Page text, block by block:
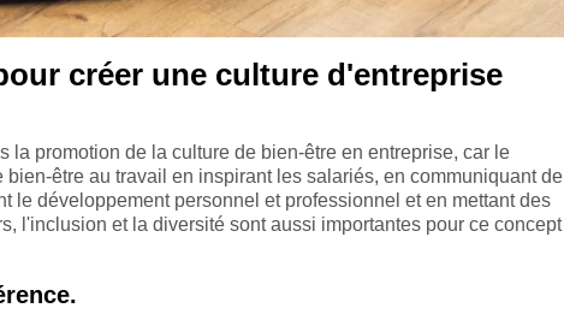
créer une culture d'entreprise
la promotion de la culture de bien-être en entreprise, car le
être au travail en inspirant les salariés, en communiquant de
le développement personnel et professionnel et en mettant des
l'inclusion et la diversité sont aussi importantes pour ce concept